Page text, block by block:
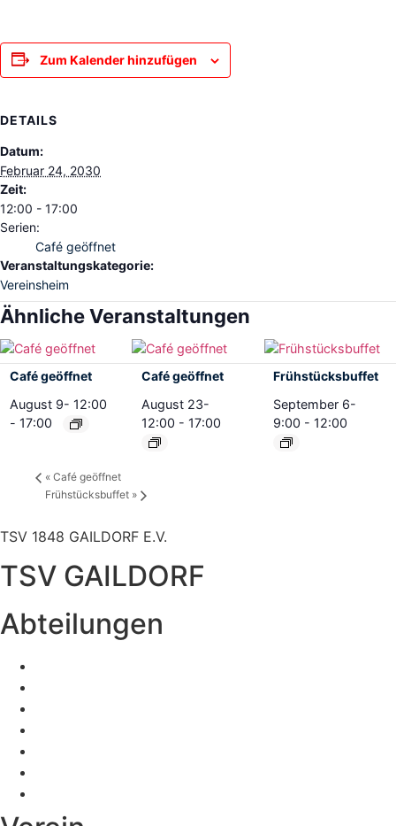
Zum Kalender hinzufügen
DETAILS
Datum:
Februar 24, 2030
Zeit:
12:00 - 17:00
Serien:
Café geöffnet
Veranstaltungskategorie:
Vereinsheim
Ähnliche Veranstaltungen
Café geöffnet
August 9- 12:00
- 17:00
Café geöffnet
August 23-
12:00 - 17:00
Frühstücksbuffet
September 6-
9:00 - 12:00
« Café geöffnet
Frühstücksbuffet »
TSV 1848 GAILDORF E.V.
TSV GAILDORF
Abteilungen